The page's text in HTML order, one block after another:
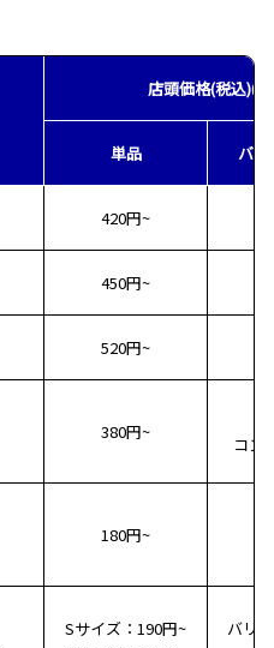
店頭価格(税込)
単品 バ
420円~
450円~
520円~
380円~
コン
180円~
Sサイズ：190円~
バリ